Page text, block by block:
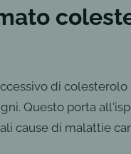
di
Questo porta
cause di malattie